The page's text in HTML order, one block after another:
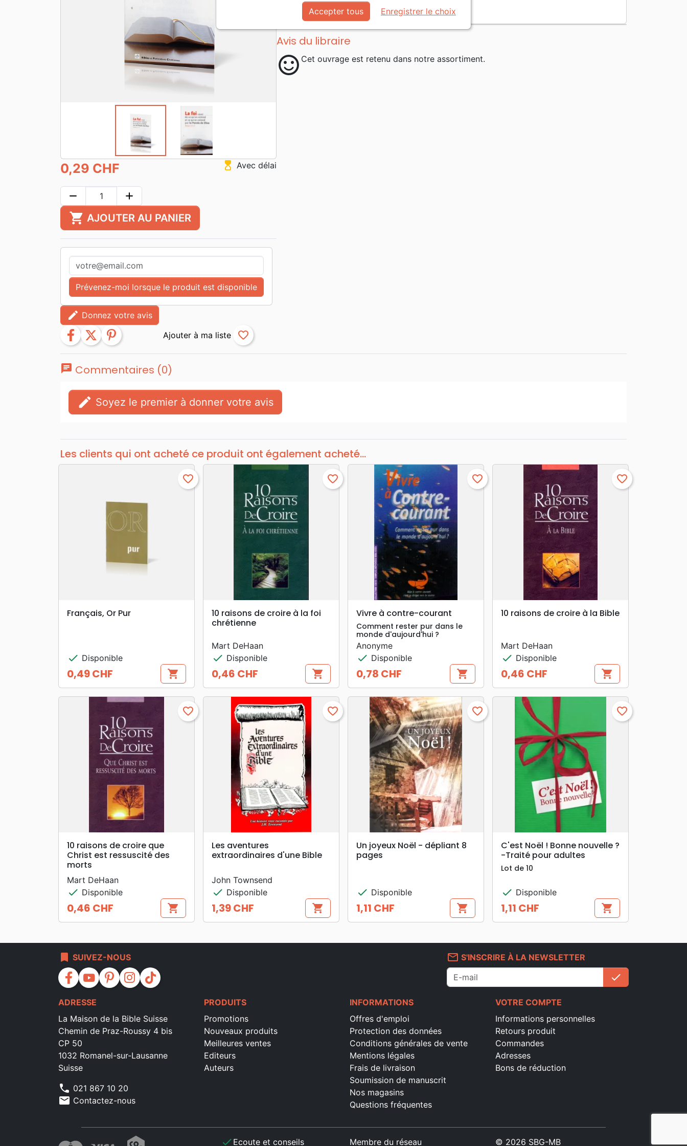
Avis du libraire
sentiment_satisfied Cet ouvrage est retenu dans notre assortiment.
0,29 CHF hourglass_top Avec délai
remove add
shopping_cart AJOUTER AU PANIER
Prévenez-moi lorsque le produit est disponible
edit Donnez votre avis
facebook twitter pinterest favorite_border
chat Commentaires (0)
edit Soyez le premier à donner votre avis
Les clients qui ont acheté ce produit ont également acheté...
search APERÇU RAPIDE
favorite_border
Français, Or Pur
check Disponible
Prix
0,49 CHF shopping_cart
search APERÇU RAPIDE
favorite_border
10 raisons de croire à la foi
chrétienne
Mart DeHaan
check Disponible
Prix
0,46 CHF shopping_cart
search APERÇU RAPIDE
favorite_border
Vivre à contre-courant
Comment rester pur dans le
monde d'aujourd'hui ?
Anonyme
check Disponible
Prix
0,78 CHF shopping_cart
search APERÇU RAPIDE
favorite_border
10 raisons de croire à la Bible
Mart DeHaan
check Disponible
Prix
0,46 CHF shopping_cart
search APERÇU RAPIDE
favorite_border
10 raisons de croire que
Christ est ressuscité des
morts
Mart DeHaan
check Disponible
Prix
0,46 CHF shopping_cart
search APERÇU RAPIDE
favorite_border
Les aventures
extraordinaires d'une Bible
John Townsend
check Disponible
Prix
1,39 CHF shopping_cart
search APERÇU RAPIDE
favorite_border
Un joyeux Noël - dépliant 8
pages
check Disponible
Prix
1,11 CHF shopping_cart
search APERÇU RAPIDE
favorite_border
C'est Noël ! Bonne nouvelle ?
-Traité pour adultes
Lot de 10
check Disponible
Prix
1,11 CHF shopping_cart
bookmark SUIVEZ-NOUS
facebook youtube pinterest instagram tiktok
mail_outline S'INSCRIRE À LA NEWSLETTER
check
ADRESSE
La Maison de la Bible Suisse
Chemin de Praz-Roussy 4 bis
CP 50
1032 Romanel-sur-Lausanne
Suisse
phone 021 867 10 20
mail Contactez-nous
PRODUITS
Promotions
Nouveaux produits
Meilleures ventes
Editeurs
Auteurs
INFORMATIONS
Offres d'emploi
Protection des données
Conditions générales de vente
Mentions légales
Frais de livraison
Soumission de manuscrit
Nos magasins
Questions fréquentes
VOTRE COMPTE
Informations personnelles
Retours produit
Commandes
Adresses
Bons de réduction
check Ecoute et conseils Membre du réseau © 2026 SBG-MB
Accepter tous Enregistrer le choix